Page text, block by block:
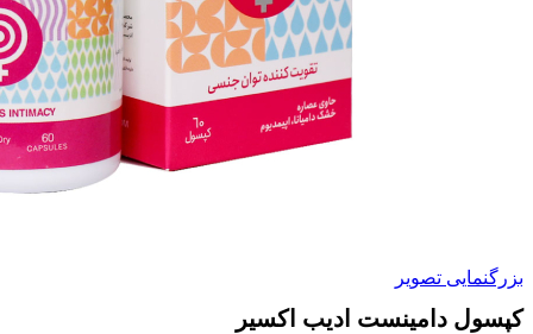
بزرگنمایی تصویر
کپسول دامینست ادیب اکسیر